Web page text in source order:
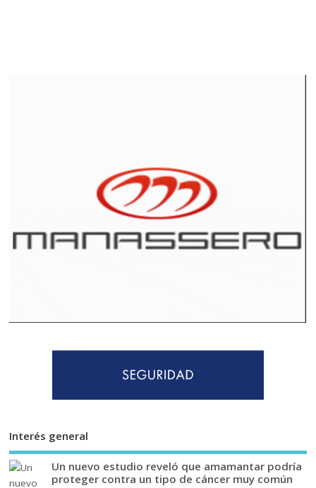
Interés general
Un nuevo estudio reveló que amamantar podría
proteger contra un tipo de cáncer muy común